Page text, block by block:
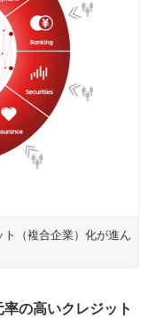
（複合企業）化が進ん
の高いクレジット